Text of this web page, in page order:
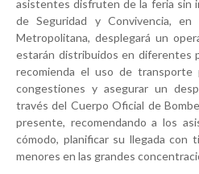
asistentes disfruten de la feria sin
de Seguridad y Convivencia, en
Metropolitana, desplegará un
estarán distribuidos en diferentes
recomienda el uso de
congestiones y asegurar un
través del Cuerpo Oficial de
presente, recomendando a los
cómodo, planificar su llegada con
menores en las grandes